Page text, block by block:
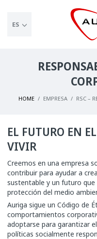
ES
HOME EMPRESA RSC –
EL FUTURO EN
VIVIR
Creemos en una empresa
contribuir para ayudar a
sustentable y un futuro
protección del medio
Auriga sigue un Código de
comportamientos
adoptarse para garantizar
políticas socialmente